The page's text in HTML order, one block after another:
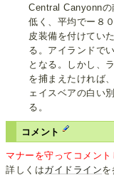
Central Canyonn
低く、平均でー８
皮装備を付けてい
る。アイランドで
となる。しかし、
を捕まえたければ
ェイスベアの白い
る。
コメント
マナーを守ってコメント
詳しくはガイドラインを